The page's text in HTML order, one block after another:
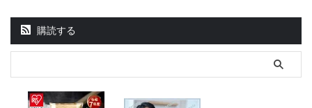
購読する